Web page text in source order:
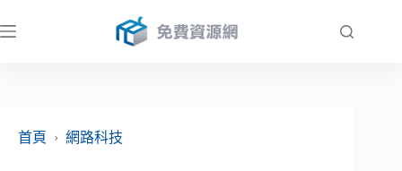
至
首頁
› 網路科技